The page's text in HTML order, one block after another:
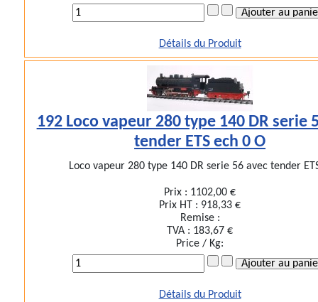
Détails du Produit
192 Loco vapeur 280 type 140 DR serie
tender ETS ech 0 O
Loco vapeur 280 type 140 DR serie 56 avec tender
Prix : 1102,00 €
Prix HT : 918,33 €
Remise :
TVA : 183,67 €
Price / Kg:
Détails du Produit